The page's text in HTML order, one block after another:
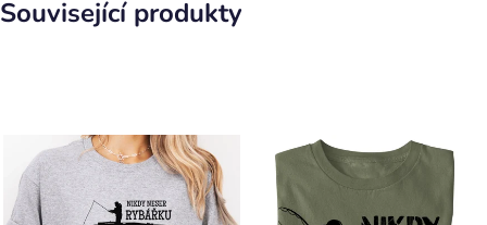
Související produkty